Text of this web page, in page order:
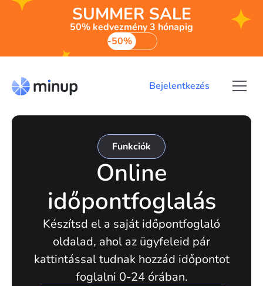
SUMMER SALE
50% kedvezmény 3 hónapig
-50%
Bejelentkezés
Funkciók
Online
időpontfoglalás
Készítsd el a saját időpontfoglaló
oldalad, ahol az ügyfeleid pár
kattintással tudnak hozzád időpontot
foglalni 0-24 órában.